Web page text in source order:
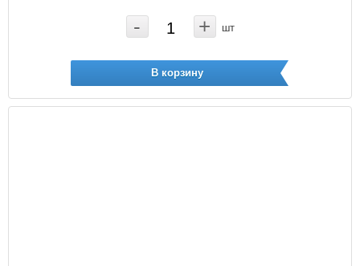
- + шт
В корзину